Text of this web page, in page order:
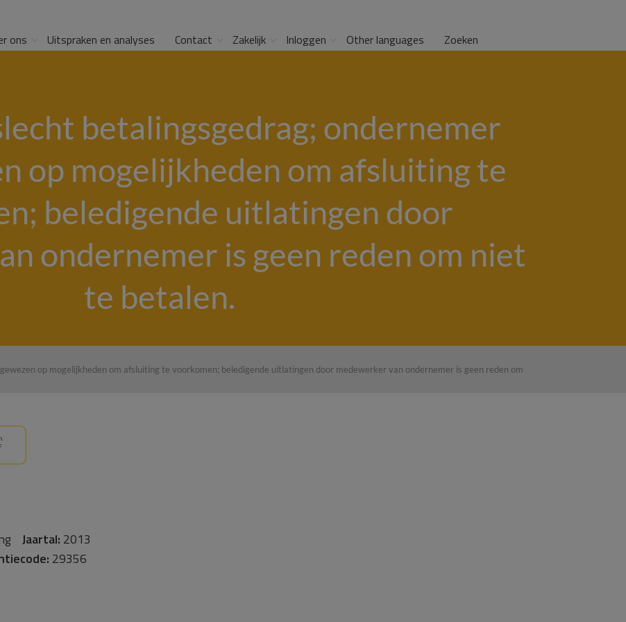
ons Uitspraken en analyses Contact Zakelijk Inloggen Other languages Zoeken
betalingsgedrag; ondernemer
op mogelijkheden om afsluiting te
beledigende uitlatingen door
ondernemer is geen reden om niet
te betalen.
op mogelijkheden om afsluiting te voorkomen; beledigende uitlatingen door medewerker van ondernemer is geen reden om
Jaartal: 2013
29356